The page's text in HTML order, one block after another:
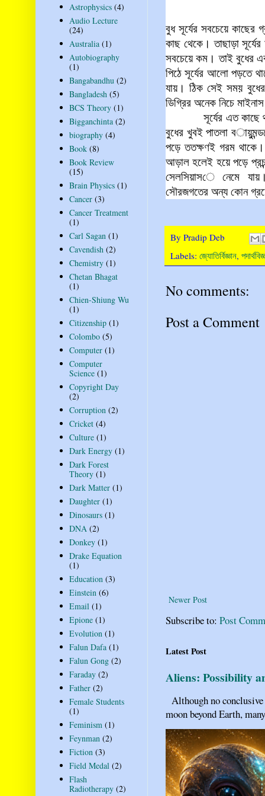
বুধ সূর্যের সবচেয়ে কাছের
কাছ থেকে। তাছাড়া
সবচেয়ে কম। তাই বুধের
পিঠে সূর্যের আলো পড়তে
যায়। ঠিক সেই সময়
ডিগ্রির অনেক নিচে
সূর্যের এত কাছে
বুধের খুবই পাতলা ব
পড়ে ততক্ষণই গরম
আড়াল হলেই হয়ে পড়ে
সেলসিয়াসে নেমে যায়।
সৌরজগতের অন্য কোন গ্রহে
By Pradip Deb
Labels: জ্যোতির্বিজ্ঞান,
No comments:
Post a Comment
Newer Post
Subscribe to: Post
Latest Post
Aliens: Possibility
Although no
moon beyond Earth,
Astrophysics (4)
Audio Lecture
(24)
Australia (1)
Autobiography
(1)
Bangabandhu (2)
Bangladesh (5)
BCS Theory (1)
Bigganchinta (2)
biography (4)
Book (8)
Book Review
(15)
Brain Physics (1)
Cancer (3)
Cancer Treatment
(1)
Carl Sagan (1)
Cavendish (2)
Chemistry (1)
Chetan Bhagat
(1)
Chien-Shiung Wu
(1)
Citizenship (1)
Colombo (5)
Computer (1)
Computer
Science (1)
Copyright Day
(2)
Corruption (2)
Cricket (4)
Culture (1)
Dark Energy (1)
Dark Forest
Theory (1)
Dark Matter (1)
Daughter (1)
Dinosaurs (1)
DNA (2)
Donkey (1)
Drake Equation
(1)
Education (3)
Einstein (6)
Email (1)
Epione (1)
Evolution (1)
Falun Dafa (1)
Falun Gong (2)
Faraday (2)
Father (2)
Female Students
(1)
Feminism (1)
Feynman (2)
Fiction (3)
Field Medal (2)
Flash
Radiotherapy (2)